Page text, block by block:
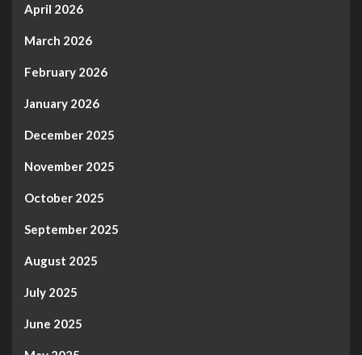
April 2026
March 2026
February 2026
January 2026
December 2025
November 2025
October 2025
September 2025
August 2025
July 2025
June 2025